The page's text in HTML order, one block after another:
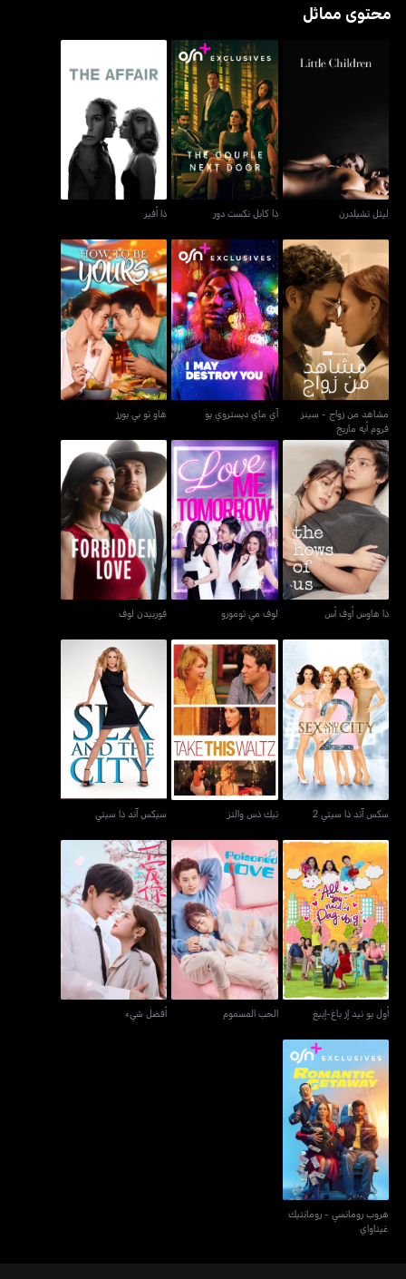
محتوى مماثل
ليتل تشيلدرن
ذا كابل نكست دور
ذا كابل نكست دور
ذا أفير
ذا أفير
مشاهد من زواج - سينز
فروم أيه ماريج
مشاهد من زواج - سينز
فروم أيه ماريج
آي ماي ديستروي يو
آي ماي ديستروي يو
هاو تو بي يورز
هاو تو بي يورز
ذا هاوس أوف أس
ذا هاوس أوف أس
لوف مي تومورو
لوف مي تومورو
فوربيدن لوف
فوربيدن لوف
سكس آند ذا سيتي 2
سكس آند ذا سيتي 2
تيك ذس والتز
تيك ذس والتز
سيكس آند ذا سيتي
سيكس آند ذا سيتي
أول يو نيد إز باغ-إبيغ
أول يو نيد إز باغ-إبيغ
الحب المسموم
الحب المسموم
أفضل شيء
أفضل شيء
هروب رومانسي - رومانتيك
غيتاواي
هروب رومانسي - رومانتيك
غيتاواي